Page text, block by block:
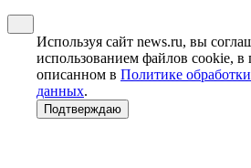
Используя сайт news.ru, вы
использованием файлов cookie, в
описанном в Политике
данных.
Подтверждаю